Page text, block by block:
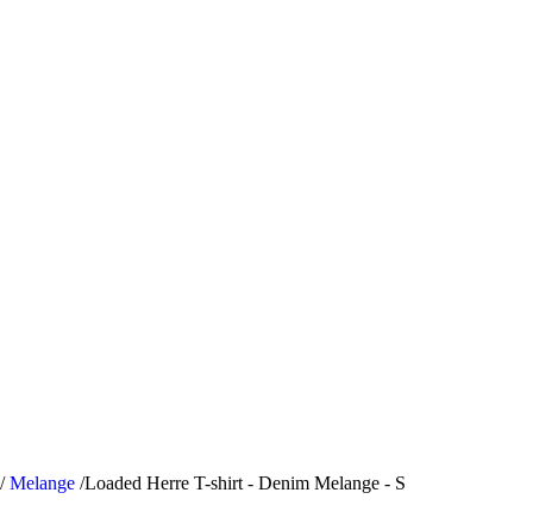
/ Melange /Loaded Herre T-shirt - Denim Melange - S